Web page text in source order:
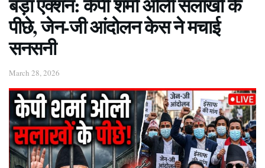
पीछे, जेन-जी आंदोलन केस ने मचाई
सनसनी
March 28, 2026